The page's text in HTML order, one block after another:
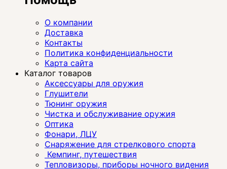
О компании
Доставка
Контакты
Политика конфиденциальности
Карта сайта
Каталог товаров
Аксессуары для оружия
Глушители
Тюнинг оружия
Чистка и обслуживание оружия
Оптика
Фонари, ЛЦУ
Снаряжение для стрелкового спорта
Кемпинг, путешествия
Тепловизоры, приборы ночного видения